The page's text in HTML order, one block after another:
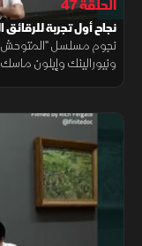
الحلقة 47
نجاح أول تجربة للرقائق
نجوم مسلسل "المتوحش"
ونيورالينك وإيلون